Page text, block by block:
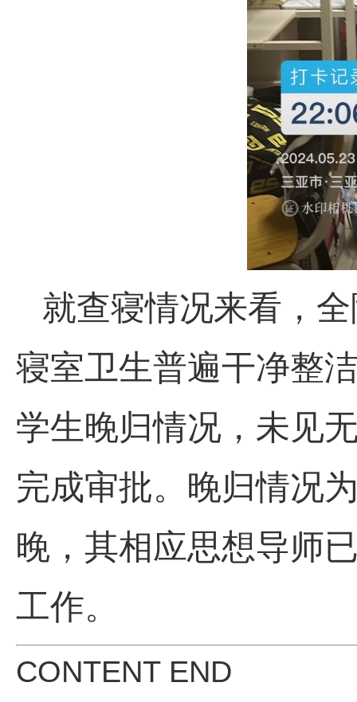
就查寝情况来看，
寝室卫生普遍干净整
学生晚归情况，未见
完成审批。晚归情况
晚，其相应思想导师
工作。
CONTENT END